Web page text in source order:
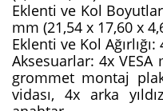
Eklenti ve Kol
mm (21,54 x 17,60 x
Eklenti ve Kol
Aksesuarlar: 4x
grommet montaj
vidası, 4x arka